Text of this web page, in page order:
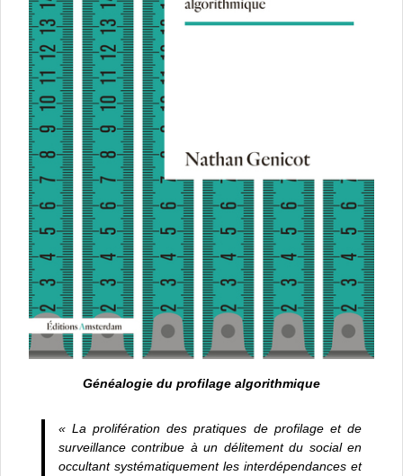
Généalogie du profilage algorithmique
« La prolifération des pratiques de profilage et de
surveillance contribue à un délitement du social en
occultant systématiquement les interdépendances et